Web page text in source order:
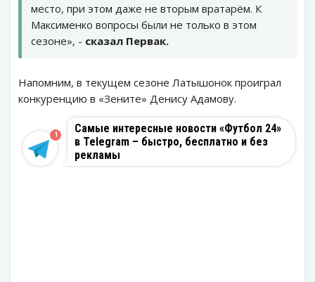
место, при этом даже не вторым вратарём. К
Максименко вопросы были не только в этом
сезоне», - сказал Первак.
Напомним, в текущем сезоне Латышонок проиграл
конкуренцию в «Зените» Денису Адамову.
Самые интересные новости «Футбол 24»
в Telegram – быстро, бесплатно и без
рекламы
1